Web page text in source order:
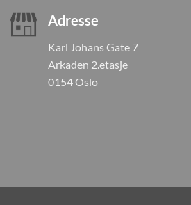
Adresse
Karl Johans Gate 7
Arkaden 2.etasje
0154 Oslo